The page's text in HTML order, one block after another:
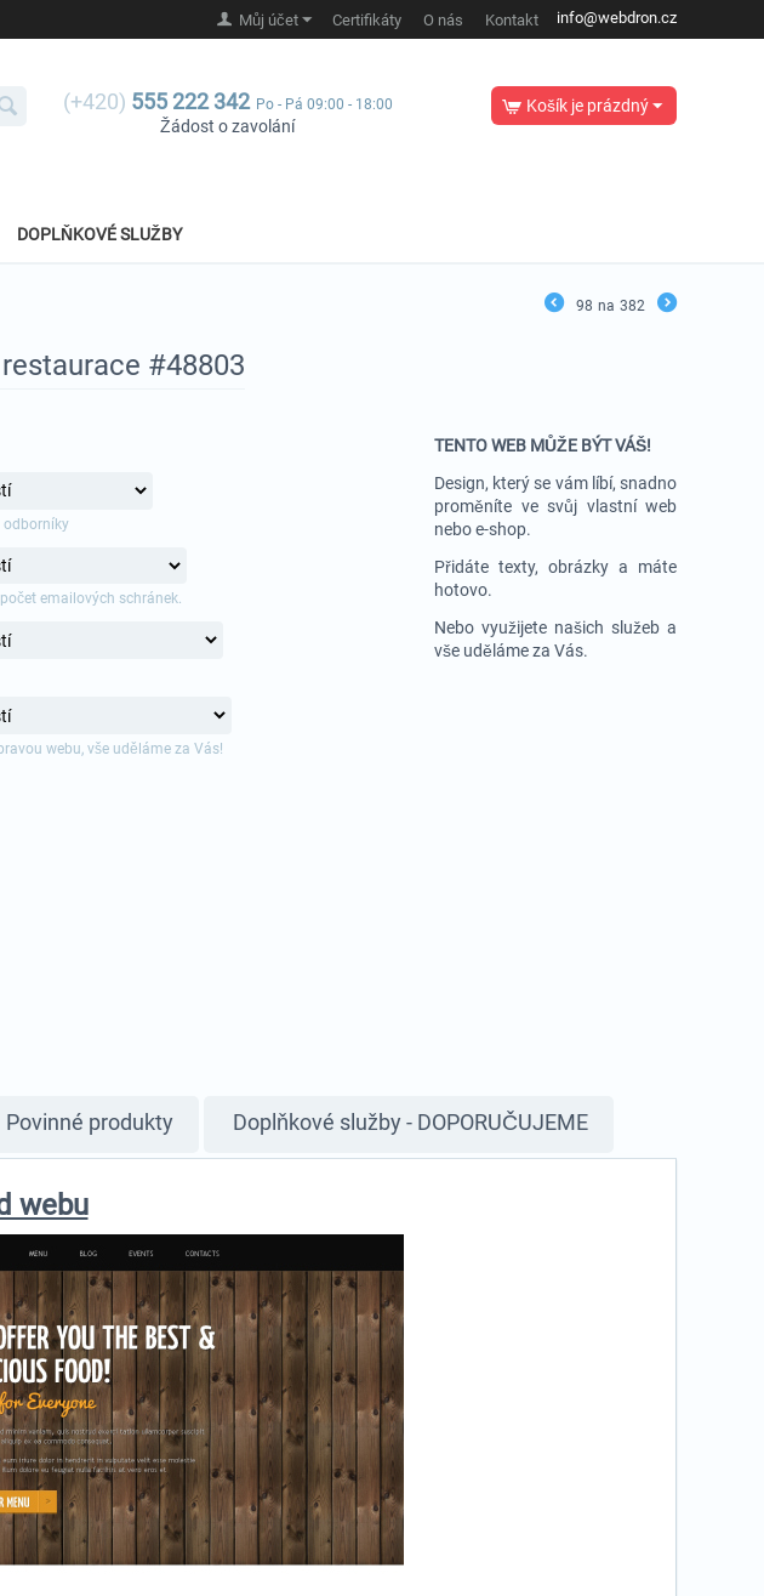
info@webdron.cz
Certifikáty O nás Kontakt
Můj účet
(+420) 555 222 342 Po - Pá 09:00 - 18:00
Žádost o zavolání
Košík je prázdný
DOPLŇKOVÉ SLUŽBY
98 na 382
#48803
TENTO WEB MŮŽE BÝT VÁŠ!
Design, který se vám líbí, snadno
proměníte ve svůj vlastní web
nebo e-shop.
Přidáte texty, obrázky a máte
hotovo.
Nebo využijete našich služeb a
vše uděláme za Vás.
odborníky
emailových schránek.
webu, vše uděláme za Vás!
Povinné produkty Doplňkové služby - DOPORUČUJEME
webu